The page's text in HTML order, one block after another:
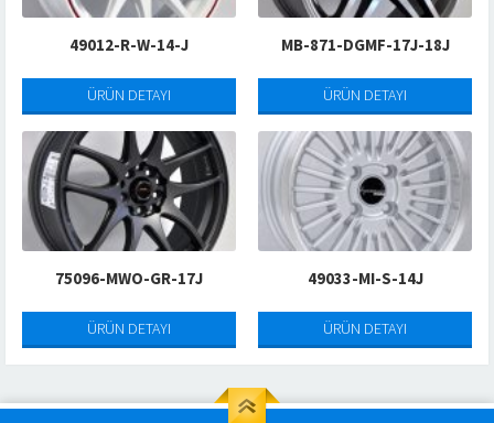
49012-R-W-14-J
ÜRÜN DETAYI
MB-871-DGMF-17J-18J
ÜRÜN DETAYI
75096-MWO-GR-17J
ÜRÜN DETAYI
49033-MI-S-14J
ÜRÜN DETAYI